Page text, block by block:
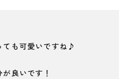
ても可愛いですね♪
良いです！